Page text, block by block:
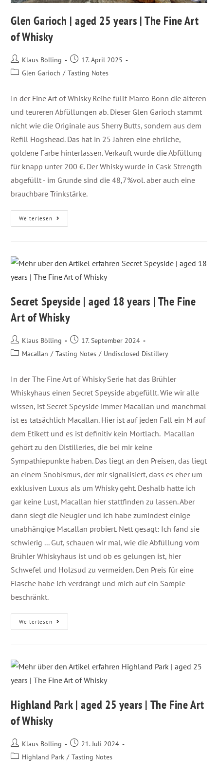
Glen Garioch | aged 25 years | The Fine Art
of Whisky
Klaus Bölling
17. April 2025
Glen Garioch / Tasting Notes
In der Fine Art of Whisky Reihe füllt Marco Bonn die älteren
und teureren Abfüllungen ab. Dieser Glen Garioch stammt
nicht wie die Originale aus Sherry Butts, sondern aus dem
Refill Hogshead. Das hat in 25 Jahren eine ehrliche,
goldene Farbe hinterlassen. Verkauft wurde die Abfüllung
für knapp unter 200 €. Der Whisky wurde in Cask Strength
abgefüllt - im Grunde sind die 48,7%vol. aber auch eine
brauchbare Trinkstärke.
Weiterlesen
Secret Speyside | aged 18 years | The Fine
Art of Whisky
Klaus Bölling
17. September 2024
Macallan / Tasting Notes / Undisclosed Distillery
In der The Fine Art of Whisky Serie hat das Brühler
Whiskyhaus einen Secret Speyside abgefüllt. Wie wir alle
wissen, ist Secret Speyside immer Macallan und manchmal
ist es tatsächlich Macallan. Hier ist auf jeden Fall ein M auf
dem Etikett und es ist definitiv kein Mortlach. Macallan
gehört zu den Distilleries, die bei mir keine
Sympathiepunkte haben. Das liegt an den Preisen, das liegt
an einem Snobismus, der mir signalisiert, dass es eher um
exklusiven Luxus als um Whisky geht. Deshalb hatte ich
gar keine Lust, Macallan hier stattfinden zu lassen. Aber
dann siegt die Neugier und ich habe zumindest einige
unabhängige Macallan probiert. Nett gesagt: Ich fand sie
schwierig ... Gut, schauen wir mal, wie die Abfüllung vom
Brühler Whiskyhaus ist und ob es gelungen ist, hier
Schwefel und Holzsud zu vermeiden. Den Preis für eine
Flasche habe ich verdrängt und mich auf ein Sample
beschränkt.
Weiterlesen
Highland Park | aged 25 years | The Fine Art
of Whisky
Klaus Bölling
21. Juli 2024
Highland Park / Tasting Notes